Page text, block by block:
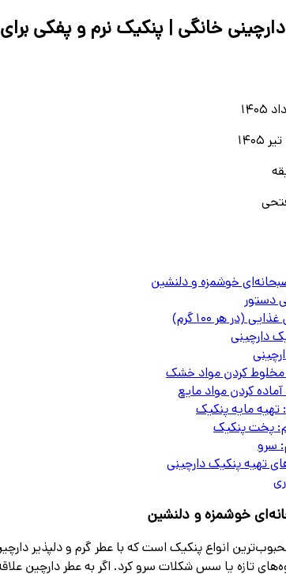
خانگی | پنکیک نرم و پفکی
خوشمزه و دلنشین
دستور
(در هر 100 گرم)
دارچینی
مخلوط کردن مواد خشک
کردن مواد مایع
مایه پنکیک
پخت پنکیک
سرو
تهیه پنکیک دارچینی
خوشمزه و دلنشین
انواع پنکیک است که با عطر گرم و دلپذیر
تازه یا سس شکلات سرو کرد. اگر به عطر دارچین